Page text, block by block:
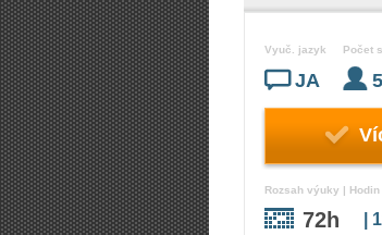
Vyuč. jazyk
JA
Počet
Rozsah výuky | Hodin
72h |